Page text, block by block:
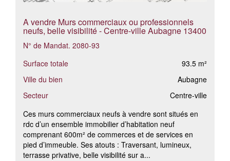
A vendre Murs commerciaux ou professionnels
neufs, belle visibilité - Centre-ville Aubagne 13400
N° de Mandat. 2080-93
Surface totale
93.5 m²
Ville du bien
Aubagne
Secteur
Centre-ville
Ces murs commerciaux neufs à vendre sont situés en
rdc d’un ensemble immobilier d’habitation neuf
comprenant 600m² de commerces et de services en
pied d’immeuble. Ses atouts : Traversant, lumineux,
terrasse privative, belle visibilité sur a...